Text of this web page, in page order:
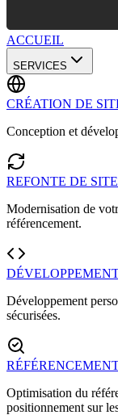
ACCUEIL
SERVICES
CRÉATION DE
Conception et
REFONTE DE
Modernisation de
référencement.
Développement
sécurisées.
Optimisation du
positionnement sur